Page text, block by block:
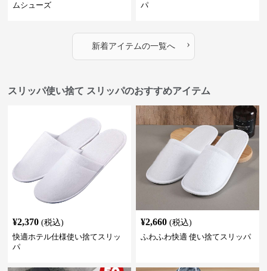
ムシューズ
パ
新着アイテムの一覧へ ›
スリッパ使い捨て スリッパのおすすめアイテム
¥2,370 (税込)
快適ホテル仕様使い捨てスリッ
パ
¥2,660 (税込)
ふわふわ快適 使い捨てスリッパ